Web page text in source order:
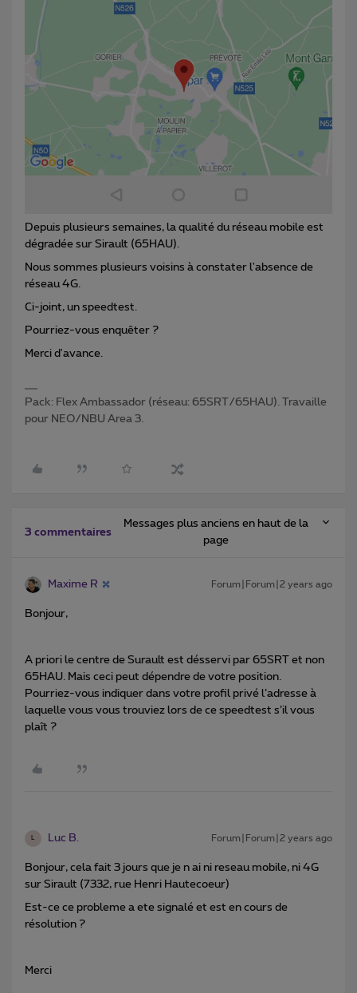
Depuis plusieurs semaines, la qualité du réseau mobile est
dégradée sur Sirault (65HAU).
Nous sommes plusieurs voisins à constater l'absence de
réseau 4G.
Ci-joint, un speedtest.
Pourriez-vous enquêter ?
Merci d'avance.
Pack: Flex Ambassador (réseau: 65SRT/65HAU). Travaille
pour NEO/NBU Area 3.
3 commentaires
Messages plus anciens en haut de la
page
Maxime R Forum|Forum|2 years ago
Bonjour,
A priori le centre de Surault est désservi par 65SRT et non
65HAU. Mais ceci peut dépendre de votre position.
Pourriez-vous indiquer dans votre profil privé l’adresse à
laquelle vous vous trouviez lors de ce speedtest s’il vous
plaît ?
L Luc B. Forum|Forum|2 years ago
Bonjour, cela fait 3 jours que je n ai ni reseau mobile, ni 4G
sur Sirault (7332, rue Henri Hautecoeur)
Est-ce ce probleme a ete signalé et est en cours de
résolution ?
Merci